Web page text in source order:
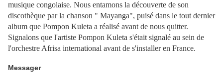
musique congolaise. Nous entamons la découverte de son
discothèque par la chanson " Mayanga", puisé dans le tout dernier
album que Pompon Kuleta a réalisé avant de nous quitter.
Signalons que l'artiste Pompon Kuleta s'était signalé au sein de
l'orchestre Afrisa international avant de s'installer en France.
Messager